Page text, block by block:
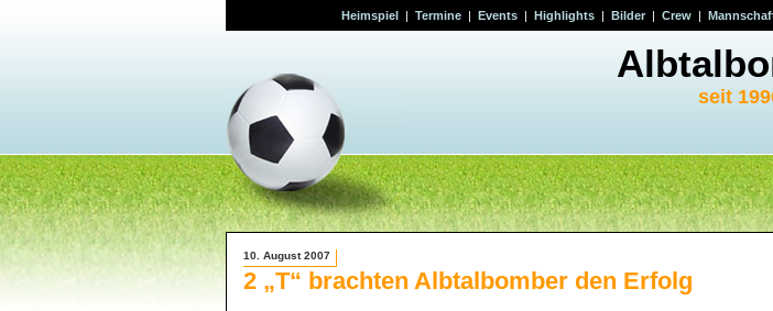
Heimspiel| Termine| Events| Highlights| Bilder| Crew|
seit
10. August 2007
2 „T“ brachten Albtalbomber den Erfolg